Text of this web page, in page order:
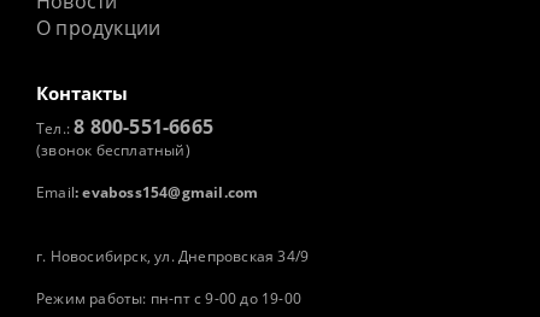
О продукции
Контакты
Тел.:8 800-551-6665
(звонок бесплатный)
Email: evaboss154@gmail.com
г. Новосибирск, ул. Днепровская 34/9
Режим работы: пн-пт с 9-00 до 19-00